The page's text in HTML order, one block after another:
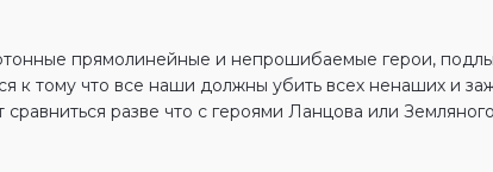
прямолинейные и непрошибаемые герои,
к тому что все наши должны убить всех ненаших и
разве что с героями Ланцова или